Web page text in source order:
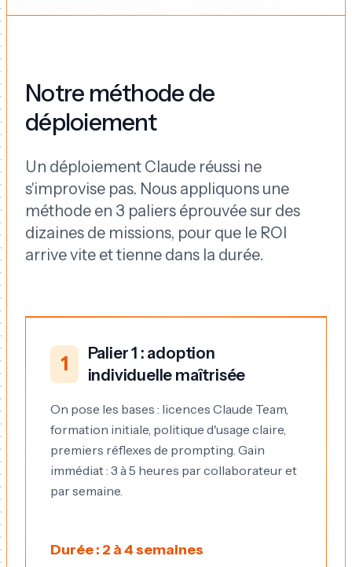
Notre méthode de
déploiement
Un déploiement Claude réussi ne
s'improvise pas. Nous appliquons une
méthode en 3 paliers éprouvée sur des
dizaines de missions, pour que le ROI
arrive vite et tienne dans la durée.
1
Palier 1 : adoption
individuelle maîtrisée
On pose les bases : licences Claude Team,
formation initiale, politique d'usage claire,
premiers réflexes de prompting. Gain
immédiat : 3 à 5 heures par collaborateur et
par semaine.
Durée : 2 à 4 semaines